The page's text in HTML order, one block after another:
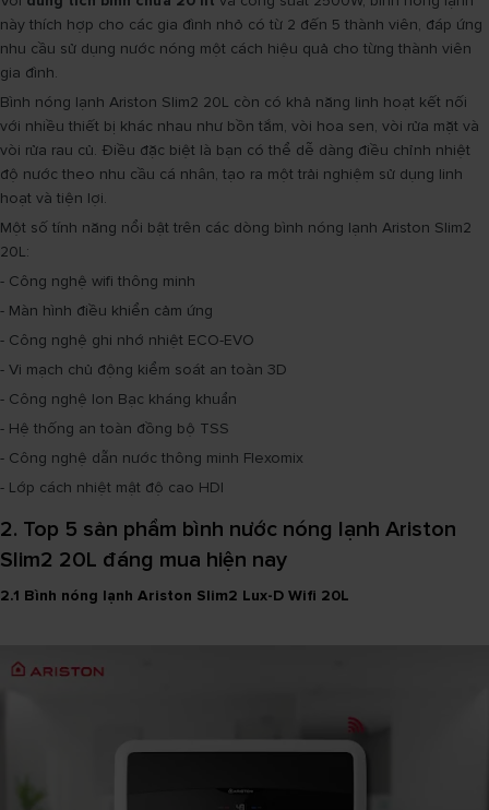
này thích hợp cho các gia đình nhỏ có từ 2 đến 5 thành viên, đáp ứng
nhu cầu sử dụng nước nóng một cách hiệu quả cho từng thành viên
gia đình.
Bình nóng lạnh Ariston Slim2 20L còn có khả năng linh hoạt kết nối
với nhiều thiết bị khác nhau như bồn tắm, vòi hoa sen, vòi rửa mặt và
vòi rửa rau củ. Điều đặc biệt là bạn có thể dễ dàng điều chỉnh nhiệt
độ nước theo nhu cầu cá nhân, tạo ra một trải nghiệm sử dụng linh
hoạt và tiện lợi.
Một số tính năng nổi bật trên các dòng bình nóng lạnh Ariston Slim2
20L:
- Công nghệ wifi thông minh
- Màn hình điều khiển cảm ứng
- Công nghệ ghi nhớ nhiệt ECO-EVO
- Vi mạch chủ động kiểm soát an toàn 3D
- Công nghệ Ion Bạc kháng khuẩn
- Hệ thống an toàn đồng bộ TSS
- Công nghệ dẫn nước thông minh Flexomix
- Lớp cách nhiệt mật độ cao HDI
2. Top 5 sản phẩm bình nước nóng lạnh Ariston
Slim2 20L đáng mua hiện nay
2.1 Bình nóng lạnh Ariston Slim2 Lux-D Wifi 20L